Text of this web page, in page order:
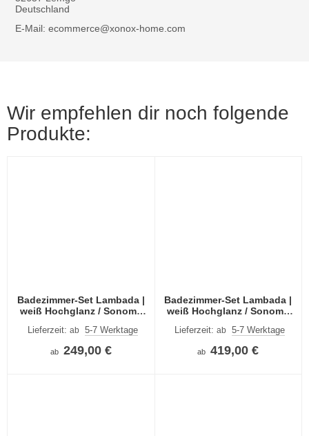
Deutschland
E-Mail: ecommerce@xonox-home.com
Wir empfehlen dir noch folgende
Produkte:
Badezimmer-Set Lambada |
weiß Hochglanz / Sonoma
Lieferzeit: ab 5-7 Werktage
ab 249,00 €
Badezimmer-Set Lambada |
weiß Hochglanz / Sonoma
Lieferzeit:ab 5-7 Werktage
ab 419,00 €